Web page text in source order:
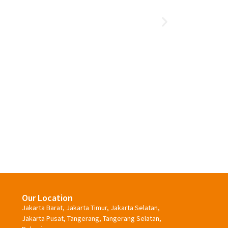
Our Location
Jakarta Barat, Jakarta Timur, Jakarta Selatan,
Jakarta Pusat, Tangerang, Tangerang Selatan,